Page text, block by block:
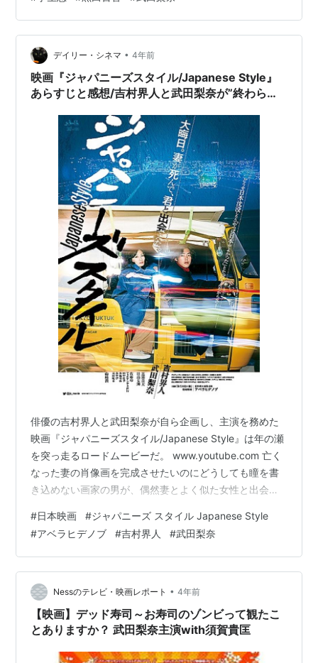
す。今回は、「吾輩は猫である！」が無料で見れる動画
サイトをまとめています。 一応、記事の最後に無料サイ
トへのリンクもまとめてますけど動画はほぼ確実に見つ
からないと思います。昔よりも違法アップロード動画の
取り締まりがずっと厳しくなってますからね。※私は時間
をムダにするのが大嫌いなんで、動画配信サ…
デイリー・シネマ • 4年前
映画『ジャパニーズスタイル/Japanese Style』
あらすじと感想/吉村界人と武田梨奈が”終わらせ
俳優の吉村界人と武田梨奈が自ら企画し、主演を務めた
映画『ジャパニーズスタイル/Japanese Style』は年の瀬
を突っ走るロードムービーだ。 www.youtube.com 亡く
なった妻の肖像画を完成させたいのにどうしても瞳を書
き込めない画家の男が、偶然妻とよく似た女性と出会
た。 ふたりは目的を遂行しようとトゥクトゥクに乗り込
み出発する。 アベラヒデノブが企画・監督・脚本・編集
を務め、撮影は実際に2019年の大みそかから2020年の正
月にかけての5日間で行われたという。 三浦貴大、日高
七海、佐藤玲、フェルナンデス直行、田中佐季、長村航
希…
#日本映画 #ジャパニーズ スタイル Japanese Style
#アベラヒデノブ #吉村界人 #武田梨奈
Nessのテレビ・映画レポート • 4年前
【映画】デッド寿司～お寿司のゾンビって観たこ
とありますか？ 武田梨奈主演with須賀貴匡